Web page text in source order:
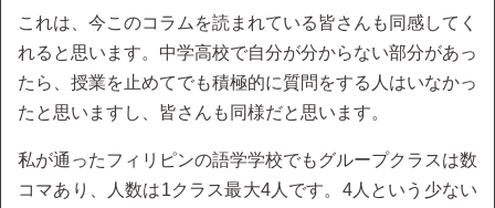
これは、今このコラムを読まれている皆さんも同感してく
れると思います。中学高校で自分が分からない部分があっ
たら、授業を止めてでも積極的に質問をする人はいなかっ
たと思いますし、皆さんも同様だと思います。
私が通ったフィリピンの語学学校でもグループクラスは数
コマあり、人数は1クラス最大4人です。4人という少ない